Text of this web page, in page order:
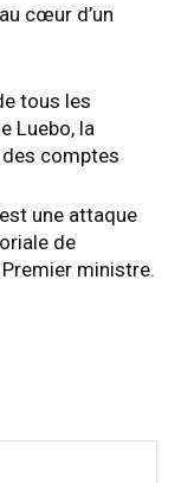
cœur d’un
tous les
Luebo, la
comptes
une attaque
de
Premier ministre.